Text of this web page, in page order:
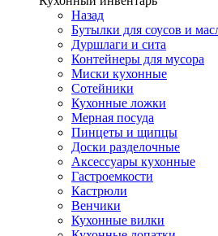
Назад
Бутылки для соусов и
Дуршлаги и сита
Контейнеры для мусора
Миски кухонные
Сотейники
Кухонные ложки
Мерная посуда
Пинцеты и щипцы
Доски разделочные
Аксессуары кухонные
Гастроемкости
Кастрюли
Венчики
Кухонные вилки